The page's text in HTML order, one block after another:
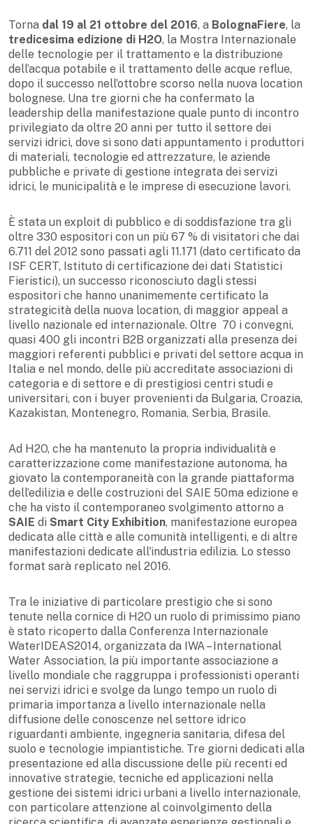
Torna dal 19 al 21 ottobre del 2016, a BolognaFiere, la
tredicesima edizione di H2O, la Mostra Internazionale
delle tecnologie per il trattamento e la distribuzione
dell’acqua potabile e il trattamento delle acque reflue,
dopo il successo nell’ottobre scorso nella nuova location
bolognese. Una tre giorni che ha confermato la
leadership della manifestazione quale punto di incontro
privilegiato da oltre 20 anni per tutto il settore dei
servizi idrici, dove si sono dati appuntamento i produttori
di materiali, tecnologie ed attrezzature, le aziende
pubbliche e private di gestione integrata dei servizi
idrici, le municipalità e le imprese di esecuzione lavori.
È stata un exploit di pubblico e di soddisfazione tra gli
oltre 330 espositori con un più 67 % di visitatori che dai
6.711 del 2012 sono passati agli 11.171 (dato certificato da
ISF CERT, Istituto di certificazione dei dati Statistici
Fieristici), un successo riconosciuto dagli stessi
espositori che hanno unanimemente certificato la
strategicità della nuova location, di maggior appeal a
livello nazionale ed internazionale. Oltre 70 i convegni,
quasi 400 gli incontri B2B organizzati alla presenza dei
maggiori referenti pubblici e privati del settore acqua in
Italia e nel mondo, delle più accreditate associazioni di
categoria e di settore e di prestigiosi centri studi e
universitari, con i buyer provenienti da Bulgaria, Croazia,
Kazakistan, Montenegro, Romania, Serbia, Brasile.
Ad H2O, che ha mantenuto la propria individualità e
caratterizzazione come manifestazione autonoma, ha
giovato la contemporaneità con la grande piattaforma
dell’edilizia e delle costruzioni del SAIE 50ma edizione e
che ha visto il contemporaneo svolgimento attorno a
SAIE di Smart City Exhibition, manifestazione europea
dedicata alle città e alle comunità intelligenti, e di altre
manifestazioni dedicate all'industria edilizia. Lo stesso
format sarà replicato nel 2016.
Tra le iniziative di particolare prestigio che si sono
tenute nella cornice di H2O un ruolo di primissimo piano
è stato ricoperto dalla Conferenza Internazionale
WaterIDEAS2014, organizzata da IWA – International
Water Association, la più importante associazione a
livello mondiale che raggruppa i professionisti operanti
nei servizi idrici e svolge da lungo tempo un ruolo di
primaria importanza a livello internazionale nella
diffusione delle conoscenze nel settore idrico
riguardanti ambiente, ingegneria sanitaria, difesa del
suolo e tecnologie impiantistiche. Tre giorni dedicati alla
presentazione ed alla discussione delle più recenti ed
innovative strategie, tecniche ed applicazioni nella
gestione dei sistemi idrici urbani a livello internazionale,
con particolare attenzione al coinvolgimento della